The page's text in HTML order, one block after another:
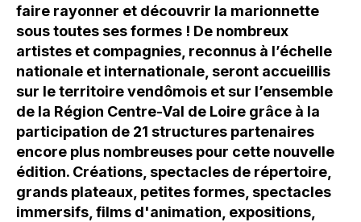
faire rayonner et découvrir la marionnette
sous toutes ses formes ! De nombreux
artistes et compagnies, reconnus à l’échelle
nationale et internationale, seront accueillis
sur le territoire vendômois et sur l’ensemble
de la Région Centre-Val de Loire grâce à la
participation de 21 structures partenaires
encore plus nombreuses pour cette nouvelle
édition. Créations, spectacles de répertoire,
grands plateaux, petites formes, spectacles
immersifs, films d'animation, expositions,